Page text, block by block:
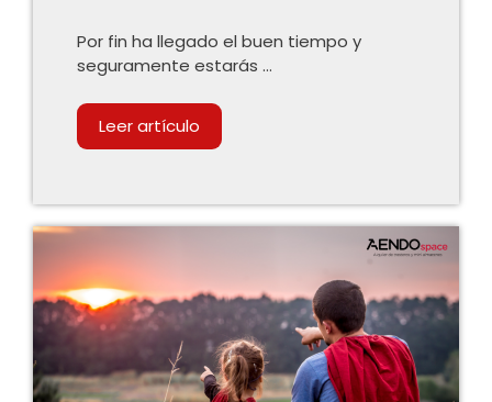
Por fin ha llegado el buen tiempo y
seguramente estarás …
Leer artículo